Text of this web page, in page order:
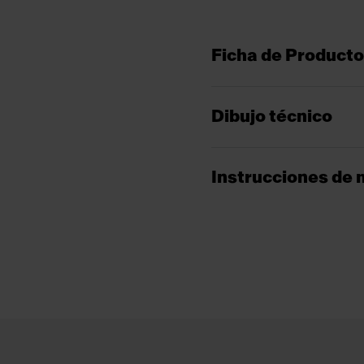
Ficha de Producto
Dibujo técnico
Instrucciones de